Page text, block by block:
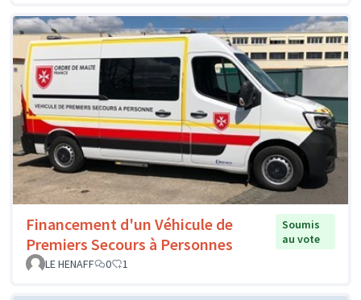
Financement d'un Véhicule de
Premiers Secours à Personnes
Soumis
au vote
LE HENAFF
0 1